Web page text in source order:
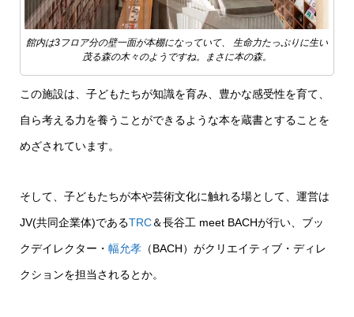
館内は3フロア分の壁一面が本棚になっていて、 生命力たっぷりに生い
茂る森の木々のようですね。まさに本の森。
この施設は、子どもたちが知識を育み、豊かな感受性を育て、
自ら考える力を養うことができるような本を蔵書とすることを
めざされています。
そして、子どもたちが本や芸術文化に触れる場として、運営は
JV(共同企業体)であるTRC＆長谷工 meet BACHが行い、ブッ
クデイレクター・ 幅允孝（BACH）がクリエイティブ・ディレ
クションを担当されるとか。